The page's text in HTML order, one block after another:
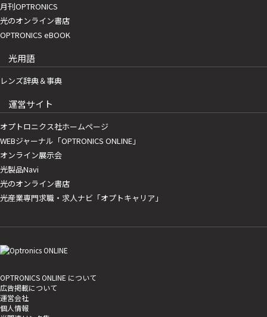
月刊OPTRONICS
光のオンライン書店
OPTRONICS eBOOK
光用語
レンズ辞典＆事典
運営サイト
オプトロニクス社ホームページ
WEBジャーナル「OPTRONICS ONLINE」
オンライン展示会
光製品Navi
光のオンライン書店
光産業専門求職・求人ナビ「オプトキャリア」
OPTRONICS ONLINE について
広告掲載について
運営会社
個人情報